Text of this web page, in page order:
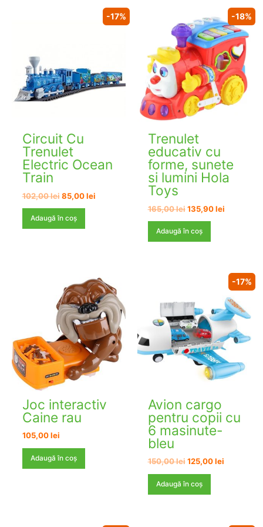
-17%
Circuit Cu
Trenulet
Electric Ocean
Train
102,00lei Prețul
a
fost:
85,00leiPrețul
Adaugă în coș
-18%
Trenulet
educativ cu
forme, sunete
si lumini Hola
Toys
165,00lei Prețul
a
fost:
135,90leiPrețul
Adaugă în coș
Joc interactiv
Caine rau
105,00lei
Adaugă în coș
-17%
Avion cargo
pentru copii cu
6 masinute-
bleu
150,00lei Prețul
a
fost:
125,00leiPrețul
Adaugă în coș